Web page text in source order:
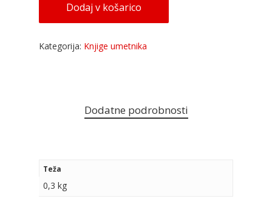
Dodaj v košarico
Kategorija: Knjige umetnika
Dodatne podrobnosti
Teža
0,3 kg